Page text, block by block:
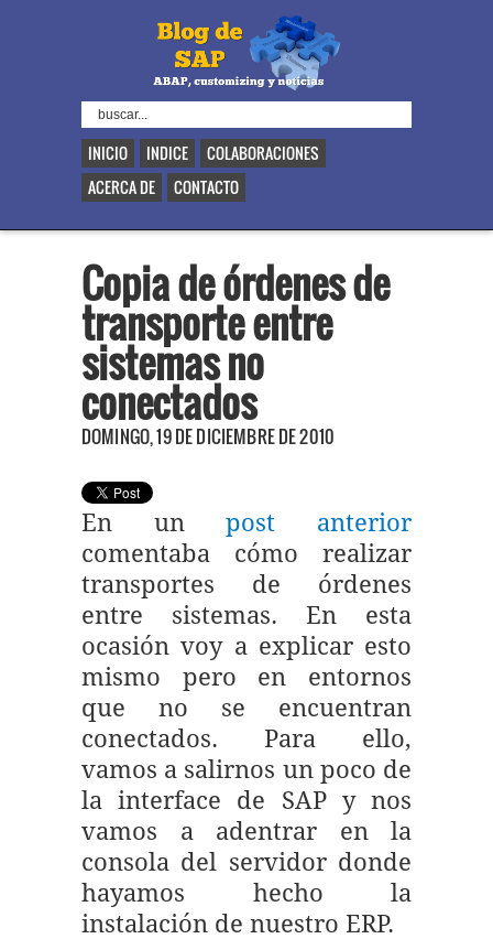
INICIO INDICE
COLABORACIONES
ACERCA DE
CONTACTO
Copia de órdenes de
transporte entre
sistemas no
conectados
DOMINGO, 19 DE DICIEMBRE DE 2010
En unpost anterior
comentaba cómo realizar
transportes de órdenes
entre sistemas. En esta
ocasión voy a explicar esto
mismo pero en entornos
que no se encuentran
conectados. Para ello,
vamos a salirnos un poco de
la interface de SAP y nos
vamos a adentrar en la
consola del servidor donde
hayamos hecho la
instalación de nuestro ERP.